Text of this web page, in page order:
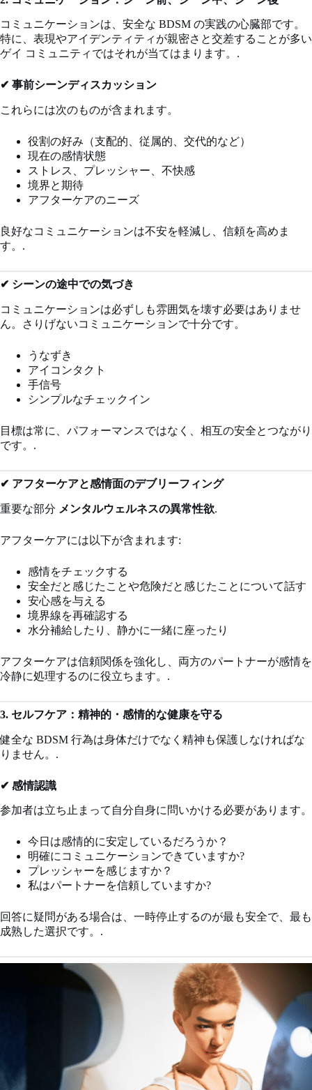
コミュニケーションは、安全な BDSM の実践の心臓部です。
特に、表現やアイデンティティが親密さと交差することが多い
ゲイ コミュニティではそれが当てはまります。.
✔ 事前シーンディスカッション
これらには次のものが含まれます。
役割の好み（支配的、従属的、交代的など）
現在の感情状態
ストレス、プレッシャー、不快感
境界と期待
アフターケアのニーズ
良好なコミュニケーションは不安を軽減し、信頼を高めま
す。.
✔ シーンの途中での気づき
コミュニケーションは必ずしも雰囲気を壊す必要はありませ
ん。さりげないコミュニケーションで十分です。
うなずき
アイコンタクト
手信号
シンプルなチェックイン
目標は常に、パフォーマンスではなく、相互の安全とつながり
です。.
✔ アフターケアと感情面のデブリーフィング
重要な部分 メンタルウェルネスの異常性欲.
アフターケアには以下が含まれます:
感情をチェックする
安全だと感じたことや危険だと感じたことについて話す
安心感を与える
境界線を再確認する
水分補給したり、静かに一緒に座ったり
アフターケアは信頼関係を強化し、両方のパートナーが感情を
冷静に処理するのに役立ちます。.
3. セルフケア：精神的・感情的な健康を守る
健全な BDSM 行為は身体だけでなく精神も保護しなければな
りません。.
✔ 感情認識
参加者は立ち止まって自分自身に問いかける必要があります。
今日は感情的に安定しているだろうか？
明確にコミュニケーションできていますか?
プレッシャーを感じますか？
私はパートナーを信頼していますか?
回答に疑問がある場合は、一時停止するのが最も安全で、最も
成熟した選択です。.